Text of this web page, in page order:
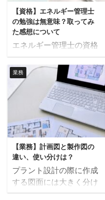
を持つことが特徴です。
先埋めアンカーのメリッ
ト、デメリットをま ...
御を行う上で非常に重要
な、この二つの信号の違
いについて詳しく解説し
ます。 パルス信号 パル
ス信号は一定の時間だけ
存在する短い信号です。
例えば、「1秒パルス」
という場合、信号は一度
ONになると1秒間だけ電
圧信号が送られます。こ
の短期間の信号は、機械
などの運転指令や停止指
令など、特定の操作を行
うトリガーとして使わ ...
【資格】エネルギー管理士
の勉強は無意味？取ってみ
た感想について
エネルギー管理士の資格
を取得するための勉強に
は、多くの時間と費用が
かかります。 勉強してい
るとそのしんどさから
「この資格を取っても無
意味なんじゃないか」と
思うことも多いのではな
いでしょうか。 この記事
では、エネルギー管理士
の勉強が無意味と感じる
理由と資格を取得する意
義について解説します。
業務
【業務】計画図と製作図の
違い、使い分けは？
プラント設計の際に作成
する図面には大きく分け
て計画図と製作図があり